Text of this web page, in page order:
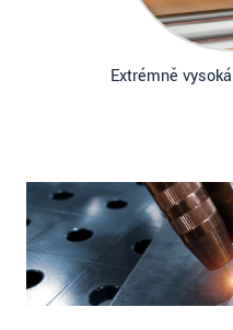
Extrémně